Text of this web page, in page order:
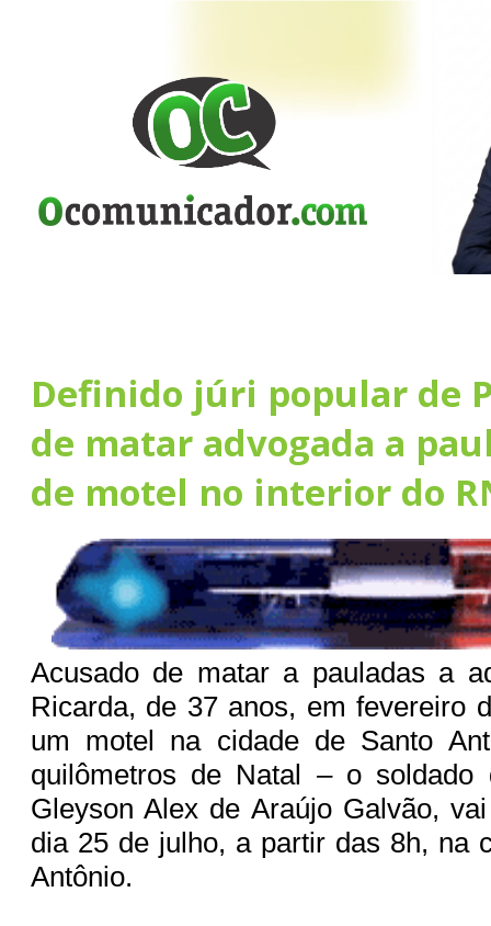
Definido júri popular de
de matar advogada a
de motel no interior do
Acusado de matar a pauladas a
Ricarda, de 37 anos, em fevereiro
um motel na cidade de Santo
quilômetros de Natal – o soldado
Gleyson Alex de Araújo Galvão,
dia 25 de julho, a partir das 8h, na
Antônio.